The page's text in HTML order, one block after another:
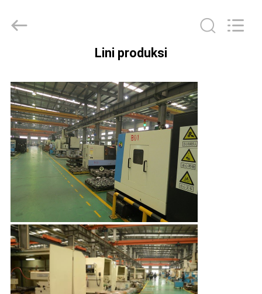
PRODUK
TENTANG
KAMI
PABRIK
KONTROL
KUALITAS
group.
Lini produksi